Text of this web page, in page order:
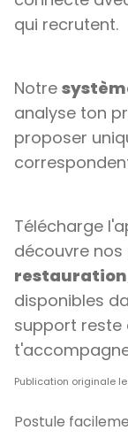
qui recrutent.
Notre
analyse ton
proposer
Télécharge
découvre nos
disponibles
support reste
Publication originale
Postule